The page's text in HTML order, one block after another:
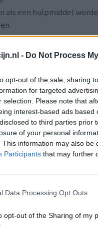
- Do Not Process
opt-out of the sale, sharing
for targeted
selection. Please note that
interest-based ads
to third parties prior
of your personal
This information may also
Participants that may further
Data Processing Opt Outs
opt-out of the Sharing of my
als een hulpmiddel
leeftijd
1
Effectiviteit
Hoeveelheid
de